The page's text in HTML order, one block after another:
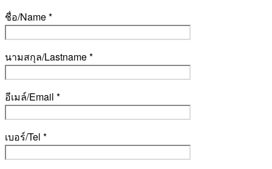
ชื่อ/Name *
นามสกุล/Lastname *
อีเมล์/Email *
เบอร์/Tel *